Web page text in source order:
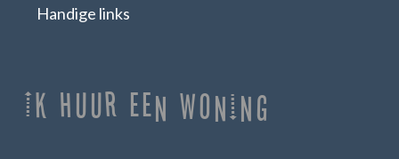
Handige links
Ik huur een woning